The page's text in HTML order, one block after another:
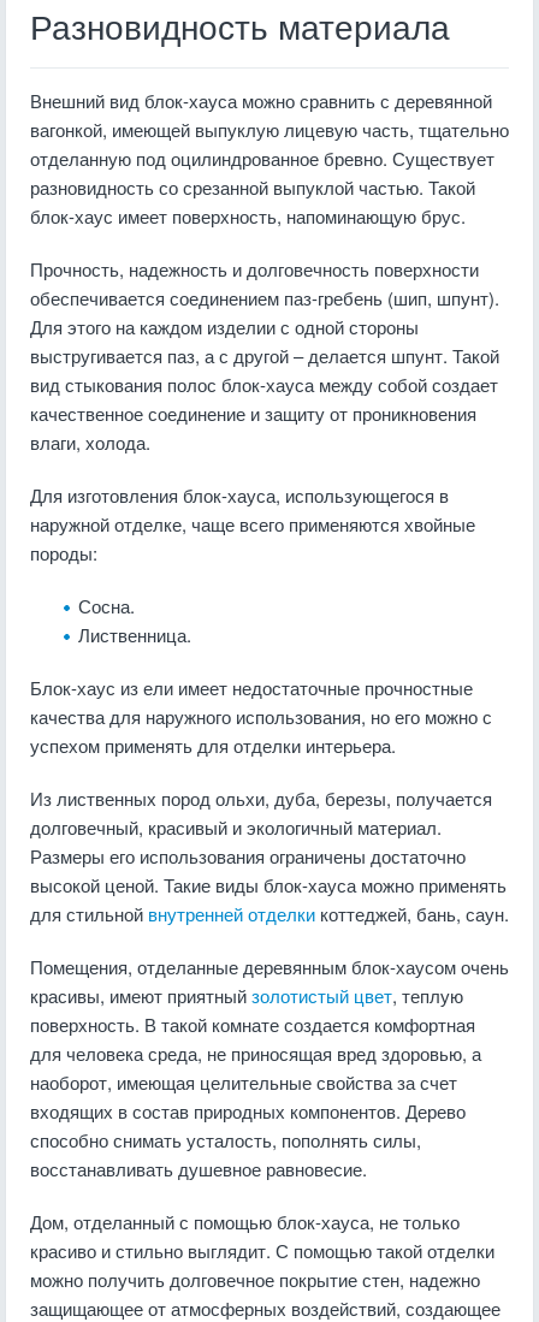
Разновидность материала
Внешний вид блок-хауса можно сравнить с деревянной
вагонкой, имеющей выпуклую лицевую часть, тщательно
отделанную под оцилиндрованное бревно. Существует
разновидность со срезанной выпуклой частью. Такой
блок-хаус имеет поверхность, напоминающую брус.
Прочность, надежность и долговечность поверхности
обеспечивается соединением паз-гребень (шип, шпунт).
Для этого на каждом изделии с одной стороны
выстругивается паз, а с другой – делается шпунт. Такой
вид стыкования полос блок-хауса между собой создает
качественное соединение и защиту от проникновения
влаги, холода.
Для изготовления блок-хауса, использующегося в
наружной отделке, чаще всего применяются хвойные
породы:
Сосна.
Лиственница.
Блок-хаус из ели имеет недостаточные прочностные
качества для наружного использования, но его можно с
успехом применять для отделки интерьера.
Из лиственных пород ольхи, дуба, березы, получается
долговечный, красивый и экологичный материал.
Размеры его использования ограничены достаточно
высокой ценой. Такие виды блок-хауса можно применять
для стильной внутренней отделки коттеджей, бань, саун.
Помещения, отделанные деревянным блок-хаусом очень
красивы, имеют приятныйзолотистый цвет, теплую
поверхность. В такой комнате создается комфортная
для человека среда, не приносящая вред здоровью, а
наоборот, имеющая целительные свойства за счет
входящих в состав природных компонентов. Дерево
способно снимать усталость, пополнять силы,
восстанавливать душевное равновесие.
Дом, отделанный с помощью блок-хауса, не только
красиво и стильно выглядит. С помощью такой отделки
можно получить долговечное покрытие стен, надежно
защищающее от атмосферных воздействий, создающее